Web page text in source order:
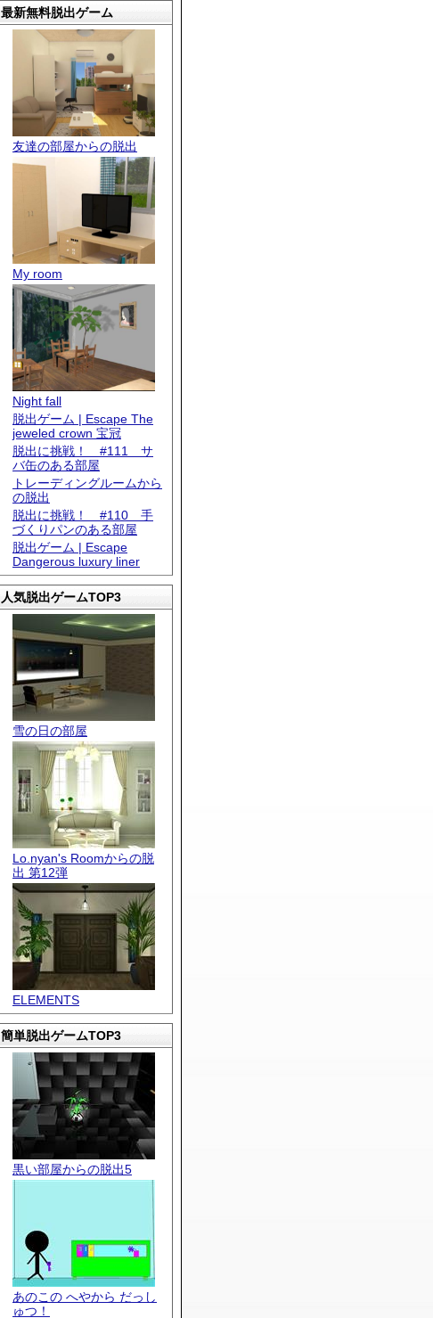
最新無料脱出ゲーム
友達の部屋からの脱出
My room
Night fall
脱出ゲーム | Escape The
jeweled crown 宝冠
脱出に挑戦！ #111 サ
バ缶のある部屋
トレーディングルームから
の脱出
脱出に挑戦！ #110 手
づくりパンのある部屋
脱出ゲーム | Escape
Dangerous luxury liner
人気脱出ゲームTOP3
雪の日の部屋
Lo.nyan's Roomからの脱
出 第12弾
ELEMENTS
簡単脱出ゲームTOP3
黒い部屋からの脱出5
あのこの へやから だっし
ゅつ！